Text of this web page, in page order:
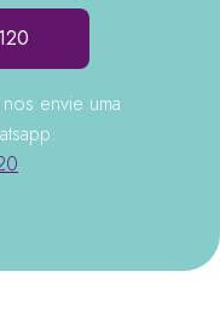
envie uma